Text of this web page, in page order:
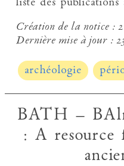
liste des publications
Création de la notice :
Dernière mise à jour :
archéologie
BATH –
: A